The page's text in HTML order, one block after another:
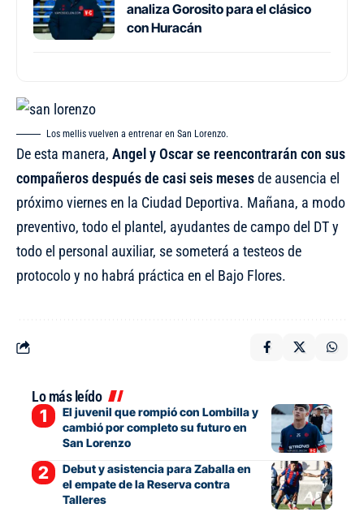
analiza Gorosito para el clásico
con Huracán
Los mellis vuelven a entrenar en San Lorenzo.
De esta manera, Angel y Oscar se reencontrarán con sus
compañeros después de casi seis mesesde ausencia el
próximo viernes en la Ciudad Deportiva. Mañana, a modo
preventivo, todo el plantel, ayudantes de campo del DT y
todo el personal auxiliar, se someterá a testeos de
protocolo y no habrá práctica en el Bajo Flores.
Lo más leído
El juvenil que rompió con Lombilla y
cambió por completo su futuro en
San Lorenzo
Debut y asistencia para Zaballa en
el empate de la Reserva contra
Talleres